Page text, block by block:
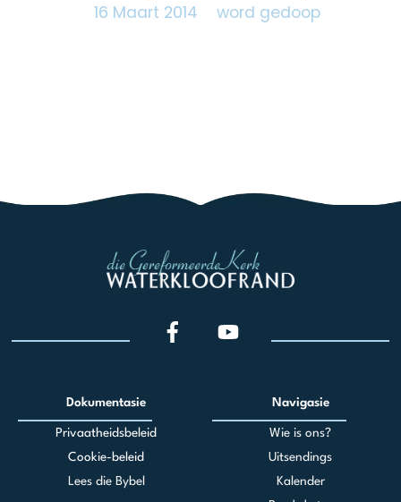
16 Maart 2014
word gedoop
Dokumentasie
Privaatheidsbeleid
Cookie-beleid
Lees die Bybel
Navigasie
Wie is ons?
Uitsendings
Kalender